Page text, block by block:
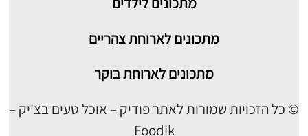
מתכונים לארוחת צהריים
מתכונים לארוחת בוקר
© כל הזכויות שמורות לאתר פודיק – אוכל טעים בצ'יק –
Foodik